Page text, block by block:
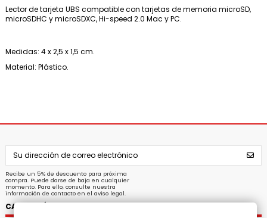
Lector de tarjeta UBS compatible con tarjetas de memoria microSD,
microSDHC y microSDXC, Hi-speed 2.0 Mac y PC.
Medidas: 4 x 2,5 x 1,5 cm.
Material: Plástico.
Recibe un 5% de descuento para próxima
compra. Puede darse de baja en cualquier
momento. Para ello, consulte nuestra
información de contacto en el aviso legal.
CATEGORÍAS